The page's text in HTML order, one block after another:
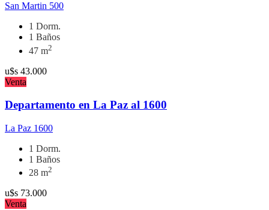
San Martin 500
1 Dorm.
1 Baños
47 m2
u$s 43.000
Venta
Departamento en La Paz al 1600
La Paz 1600
1 Dorm.
1 Baños
28 m2
u$s 73.000
Venta